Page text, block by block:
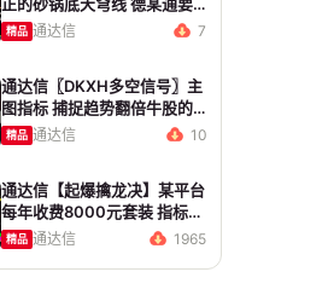
价10万的主图核心算法雷同
版
精品 通达信 7
通达信〖DKXH多空信号〗主
图指标 捕捉趋势翻倍牛股的
最佳股票指标公式之一
精品 通达信 10
通达信【起爆擒龙决】某平台
每年收费8000元套装 指标源
码 无未来
精品 通达信 1965